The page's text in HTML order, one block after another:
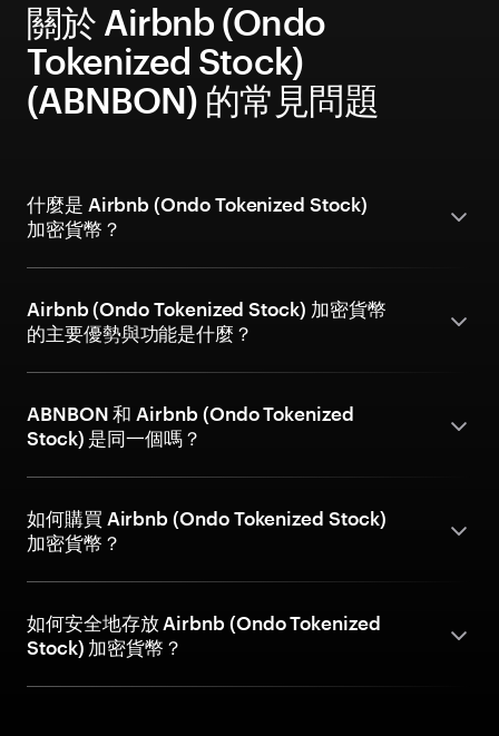
關於 Airbnb (Ondo
Tokenized Stock)
(ABNBON) 的常見問題
什麼是 Airbnb (Ondo Tokenized Stock)
加密貨幣？
Airbnb (Ondo Tokenized Stock) 加密貨幣
的主要優勢與功能是什麼？
ABNBON 和 Airbnb (Ondo Tokenized
Stock) 是同一個嗎？
如何購買 Airbnb (Ondo Tokenized Stock)
加密貨幣？
如何安全地存放 Airbnb (Ondo Tokenized
Stock) 加密貨幣？